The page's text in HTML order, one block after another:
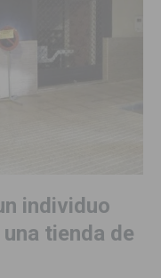
individuo
tienda de